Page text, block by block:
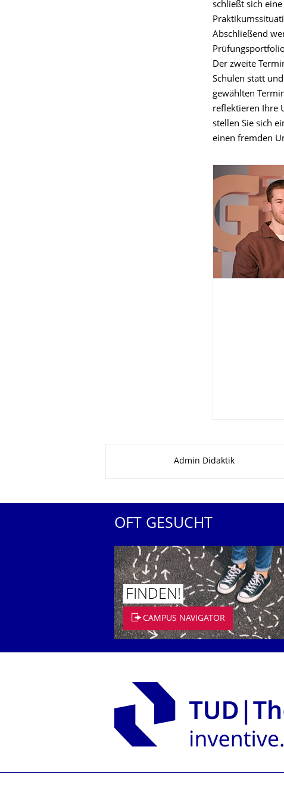
schließt sich
Abschließend
Der zweite
Schulen statt
gewählten
reflektieren Ihre
stellen Sie sich
einen fremden
Admin Didaktik
OFT GESUCHT
FINDEN!
CAMPUS NAVIGATOR